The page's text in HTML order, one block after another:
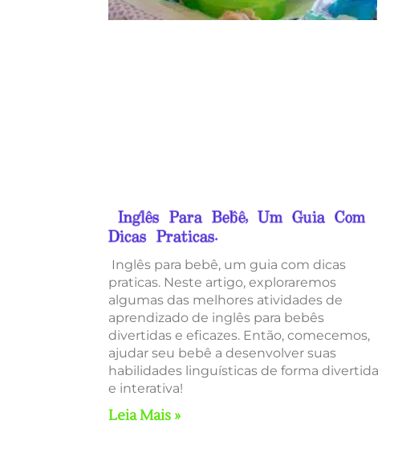
Inglês Para Bebê, Um Guia Com
Dicas Praticas.
Inglês para bebê, um guia com dicas
praticas. Neste artigo, exploraremos
algumas das melhores atividades de
aprendizado de inglês para bebês
divertidas e eficazes. Então, comecemos,
ajudar seu bebê a desenvolver suas
habilidades linguísticas de forma divertida
e interativa!
Leia Mais »